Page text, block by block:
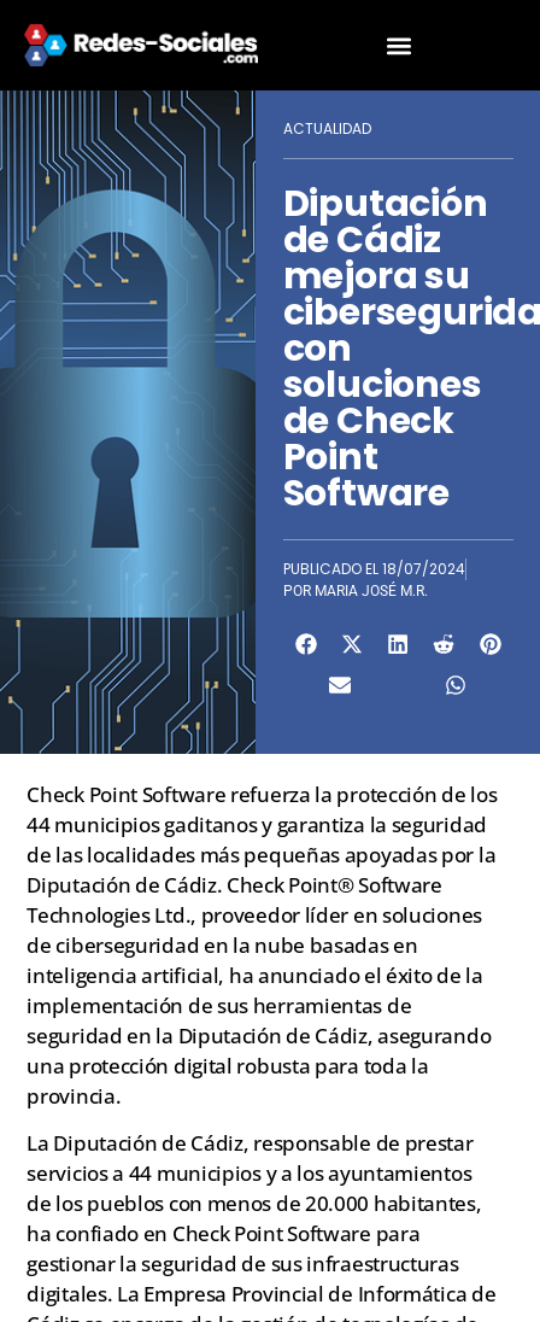
ACTUALIDAD
Diputación
de Cádiz
mejora su
con
soluciones
de Check
Point
Software
PUBLICADO EL18/07/2024
POR MARIA JOSÉ M.R.
Check Point Software refuerza la protección de los
44 municipios gaditanos y garantiza la seguridad
de las localidades más pequeñas apoyadas por la
Diputación de Cádiz. Check Point® Software
Technologies Ltd., proveedor líder en soluciones
de ciberseguridad en la nube basadas en
inteligencia artificial, ha anunciado el éxito de la
implementación de sus herramientas de
seguridad en la Diputación de Cádiz, asegurando
una protección digital robusta para toda la
provincia.
La Diputación de Cádiz, responsable de prestar
servicios a 44 municipios y a los ayuntamientos
de los pueblos con menos de 20.000 habitantes,
ha confiado en Check Point Software para
gestionar la seguridad de sus infraestructuras
digitales. La Empresa Provincial de Informática de